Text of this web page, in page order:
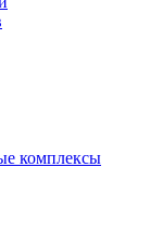
комплексы